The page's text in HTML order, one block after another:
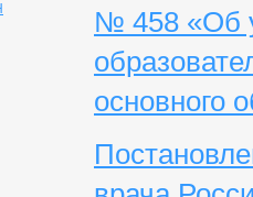
№ 458 «Об
основного